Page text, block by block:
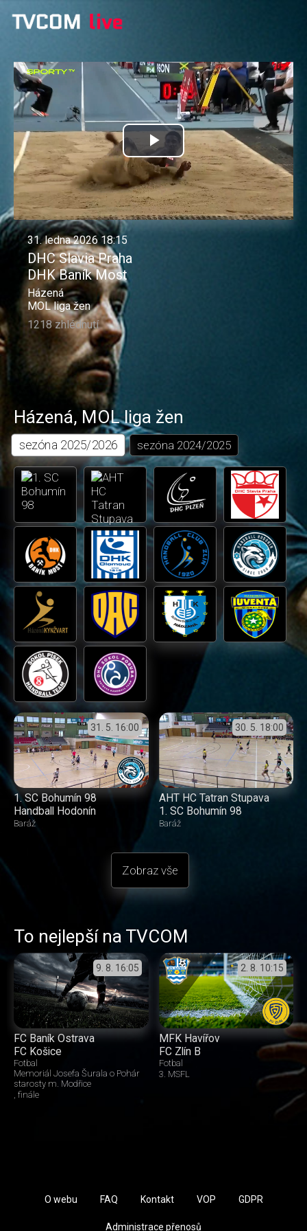
Přehrát
video
31. ledna 2026 18:15
DHC Slavia Praha
DHK Baník Most
Házená
MOL liga žen
1218 zhlédnutí
Házená, MOL liga žen
sezóna 2025/2026 sezóna 2024/2025
31. 5. 16:00
1. SC Bohumín 98
Handball Hodonín
Baráž
30. 5. 18:00
AHT HC Tatran Stupava
1. SC Bohumín 98
Baráž
Zobraz vše
To nejlepší na TVCOM
9. 8. 16:05
FC Baník Ostrava
FC Košice
Fotbal
Memoriál Josefa Šurala o Pohár
starosty m. Modřice
finále
2. 8. 10:15
MFK Havířov
FC Zlín B
Fotbal
3. MSFL
O webu FAQ Kontakt VOP GDPR
Administrace přenosů